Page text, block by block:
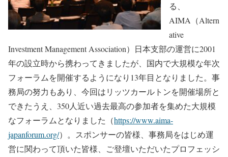
る、
AIMA（Altern
ative
Investment Management Association）日本支部の運営に2001
年の設立時から携わってきましたが、国内で大規模な年次
フォーラムを開催するようになり13年目となりました。事
務局の努力もあり、今回はリッツカールトンを開催場所と
できたうえ、350人近い過去最高の参加者を集めた大規模
なフォーラムとなりました（https://www.aima-
japanforum.org/）。スポンサーの皆様、事務局をはじめ運
営に関わって頂いた皆様、ご登壇いただいたプロフェッシ